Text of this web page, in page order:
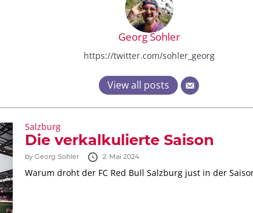
Georg Sohler
https://twitter.com/sohler_georg
View all posts
Salzburg
Die verkalkulierte Saison
by Georg Sohler 2. Mai 2024
Warum droht der FC Red Bull Salzburg just in der